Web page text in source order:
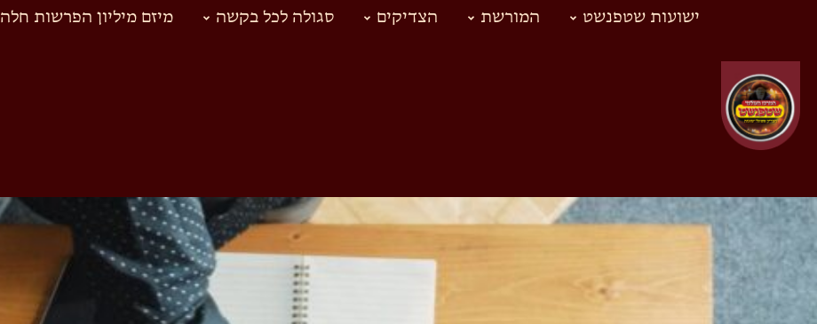
ישועות שטפנשט המורשת הצדיקים סגולה לכל בקשה מיזם מיליון הפרשות חלה